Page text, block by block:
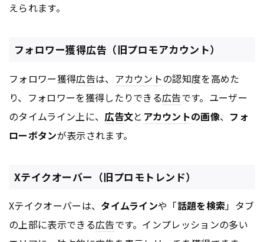
えられます。
フォロワー獲得広告（旧プロモアカウント）
フォロワー獲得広告は、 アカウントの認知度を高めた
り、フォロワーを獲得したりできる広告です。ユーザー
のタイムライン上に、 広告文と アカウントの画像、 フォ
ローボタンが表示されます。
Xテイクオーバー（旧プロモトレンド）
Xテイクオーバーは、 タイムラインや「話題を検索」タブ
の上部に表示できる広告です。インプレッションの多い